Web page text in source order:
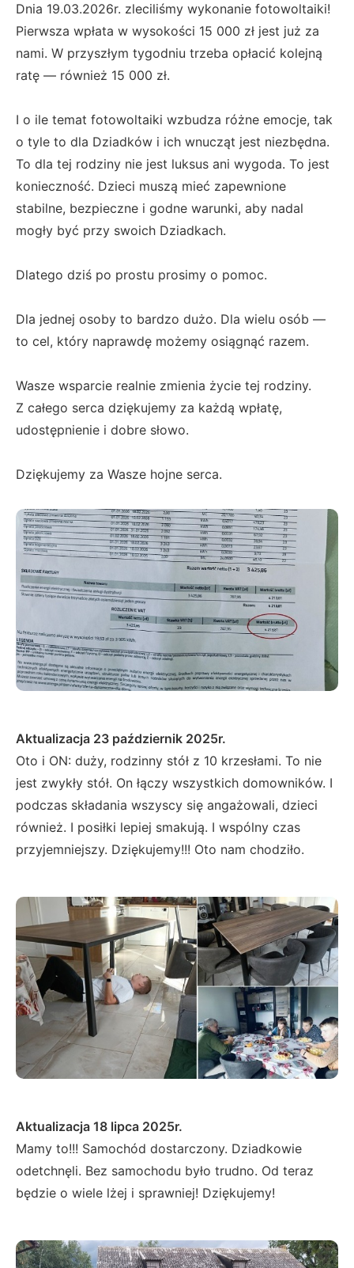
Dnia 19.03.2026r. zleciliśmy wykonanie fotowoltaiki!
Pierwsza wpłata w wysokości 15 000 zł jest już za
nami. W przyszłym tygodniu trzeba opłacić kolejną
ratę — również 15 000 zł.
I o ile temat fotowoltaiki wzbudza różne emocje, tak
o tyle to dla Dziadków i ich wnucząt jest niezbędna.
To dla tej rodziny nie jest luksus ani wygoda. To jest
konieczność. Dzieci muszą mieć zapewnione
stabilne, bezpieczne i godne warunki, aby nadal
mogły być przy swoich Dziadkach.
Dlatego dziś po prostu prosimy o pomoc.
Dla jednej osoby to bardzo dużo. Dla wielu osób —
to cel, który naprawdę możemy osiągnąć razem.
Wasze wsparcie realnie zmienia życie tej rodziny.
Z całego serca dziękujemy za każdą wpłatę,
udostępnienie i dobre słowo.
Dziękujemy za Wasze hojne serca.
Aktualizacja 23 październik 2025r.
Oto i ON: duży, rodzinny stół z 10 krzesłami. To nie
jest zwykły stół. On łączy wszystkich domowników. I
podczas składania wszyscy się angażowali, dzieci
również. I posiłki lepiej smakują. I wspólny czas
przyjemniejszy. Dziękujemy!!! Oto nam chodziło.
Aktualizacja 18 lipca 2025r.
Mamy to!!! Samochód dostarczony. Dziadkowie
odetchnęli. Bez samochodu było trudno. Od teraz
będzie o wiele lżej i sprawniej! Dziękujemy!